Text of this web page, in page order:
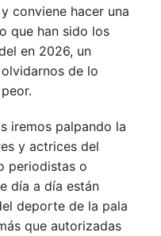
conviene hacer una
que han sido los
en 2026, un
de lo
iremos palpando la
y actrices del
periodistas o
día a día están
deporte de la pala
que autorizadas